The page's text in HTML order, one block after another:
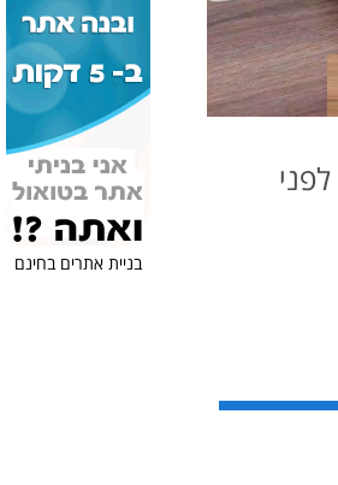
בניית אתרים בחינם